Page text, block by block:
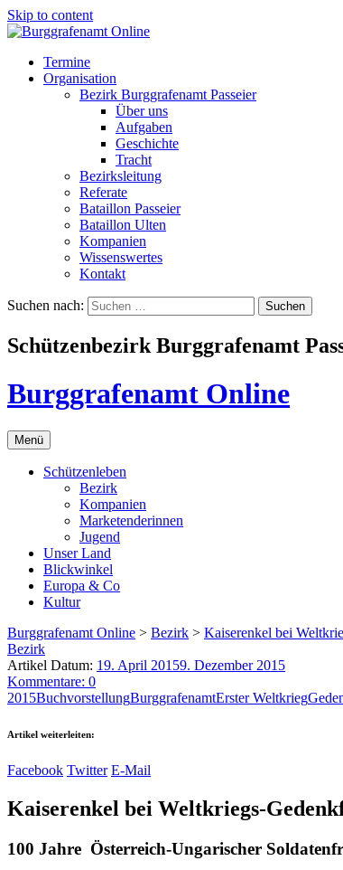
Skip to content
Termine
Organisation
Bezirk Burggrafenamt Passeier
Über uns
Aufgaben
Geschichte
Tracht
Bezirksleitung
Referate
Bataillon Passeier
Bataillon Ulten
Kompanien
Wissenswertes
Kontakt
Suchen nach:
Schützenbezirk Burggrafenamt
Burggrafenamt Online
Menü
Schützenleben
Bezirk
Kompanien
Marketenderinnen
Jugend
Unser Land
Blickwinkel
Europa & Co
Kultur
Burggrafenamt Online > Bezirk > Kaiserenkel bei
Bezirk
Artikel Datum: 19. April 20159. Dezember 2015
Kommentare: 0
2015BuchvorstellungBurggrafenamtErster Weltkrieg
Artikel weiterleiten:
Facebook Twitter E-Mail
Kaiserenkel bei Weltkriegs-
100 Jahre Österreich-Ungarischer